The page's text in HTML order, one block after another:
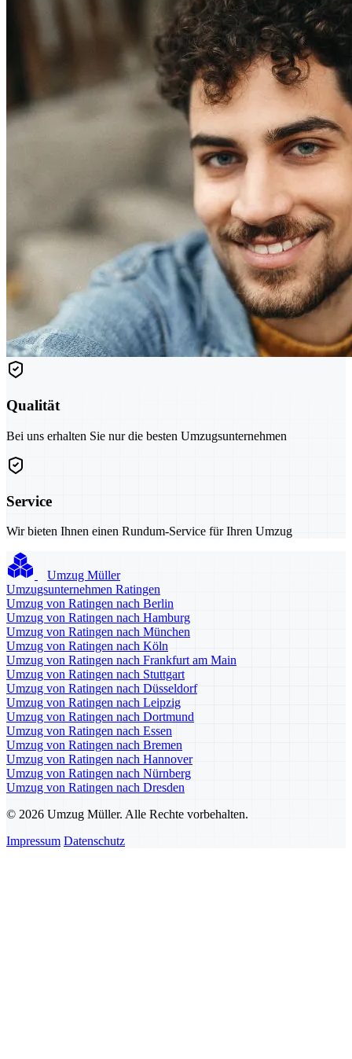
Qualität
Bei uns erhalten Sie nur die besten Umzugsunternehmen
Service
Wir bieten Ihnen einen Rundum-Service für Ihren Umzug
Umzug Müller
Umzugsunternehmen Ratingen
Umzug von Ratingen nach Berlin
Umzug von Ratingen nach Hamburg
Umzug von Ratingen nach München
Umzug von Ratingen nach Köln
Umzug von Ratingen nach Frankfurt am Main
Umzug von Ratingen nach Stuttgart
Umzug von Ratingen nach Düsseldorf
Umzug von Ratingen nach Leipzig
Umzug von Ratingen nach Dortmund
Umzug von Ratingen nach Essen
Umzug von Ratingen nach Bremen
Umzug von Ratingen nach Hannover
Umzug von Ratingen nach Nürnberg
Umzug von Ratingen nach Dresden
© 2026 Umzug Müller. Alle Rechte vorbehalten.
Impressum Datenschutz